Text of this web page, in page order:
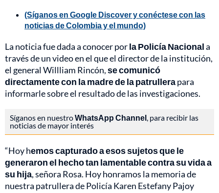
(Síganos en Google Discover y conéctese con las
noticias de Colombia y el mundo)
La noticia fue dada a conocer porla Policía Nacionala
través de un video en el que el director de la institución,
el general Willliam Rincón,se comunicó
directamente con la madre de la patrullerapara
informarle sobre el resultado de las investigaciones.
Síganos en nuestroWhatsApp Channel, para recibir las
noticias de mayor interés
“Hoy hemos capturado a esos sujetos que le
generaron el hecho tan lamentable contra su vida a
su hija, señora Rosa. Hoy honramos la memoria de
nuestra patrullera de Policía Karen Estefany Pajoy